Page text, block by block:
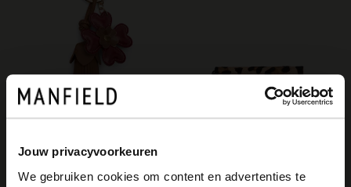
Jouw privacyvoorkeuren
We gebruiken cookies om content en advertenties te
12.99